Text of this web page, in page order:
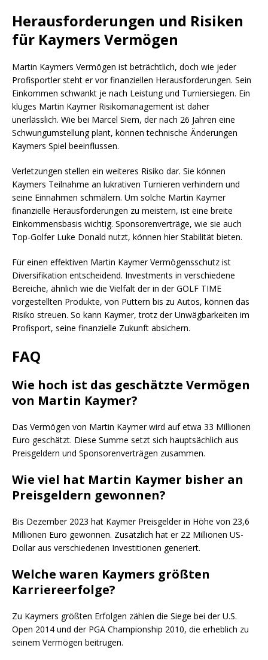
Herausforderungen und Risiken
für Kaymers Vermögen
Martin Kaymers Vermögen ist beträchtlich, doch wie jeder
Profisportler steht er vor finanziellen Herausforderungen. Sein
Einkommen schwankt je nach Leistung und Turniersiegen. Ein
kluges Martin Kaymer Risikomanagement ist daher
unerlässlich. Wie bei Marcel Siem, der nach 26 Jahren eine
Schwungumstellung plant, können technische Änderungen
Kaymers Spiel beeinflussen.
Verletzungen stellen ein weiteres Risiko dar. Sie können
Kaymers Teilnahme an lukrativen Turnieren verhindern und
seine Einnahmen schmälern. Um solche Martin Kaymer
finanzielle Herausforderungen zu meistern, ist eine breite
Einkommensbasis wichtig. Sponsorenverträge, wie sie auch
Top-Golfer Luke Donald nutzt, können hier Stabilität bieten.
Für einen effektiven Martin Kaymer Vermögensschutz ist
Diversifikation entscheidend. Investments in verschiedene
Bereiche, ähnlich wie die Vielfalt der in der GOLF TIME
vorgestellten Produkte, von Puttern bis zu Autos, können das
Risiko streuen. So kann Kaymer, trotz der Unwägbarkeiten im
Profisport, seine finanzielle Zukunft absichern.
FAQ
Wie hoch ist das geschätzte Vermögen
von Martin Kaymer?
Das Vermögen von Martin Kaymer wird auf etwa 33 Millionen
Euro geschätzt. Diese Summe setzt sich hauptsächlich aus
Preisgeldern und Sponsorenverträgen zusammen.
Wie viel hat Martin Kaymer bisher an
Preisgeldern gewonnen?
Bis Dezember 2023 hat Kaymer Preisgelder in Höhe von 23,6
Millionen Euro gewonnen. Zusätzlich hat er 22 Millionen US-
Dollar aus verschiedenen Investitionen generiert.
Welche waren Kaymers größten
Karriereerfolge?
Zu Kaymers größten Erfolgen zählen die Siege bei der U.S.
Open 2014 und der PGA Championship 2010, die erheblich zu
seinem Vermögen beitrugen.